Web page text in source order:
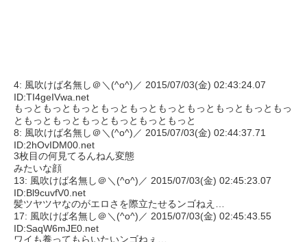
4: 風吹けば名無し＠＼(^o^)／ 2015/07/03(金) 02:43:24.07
ID:TI4geIVwa.net
もっともっともっともっともっともっともっともっともっともっ
ともっともっともっともっともっともっと
8: 風吹けば名無し＠＼(^o^)／ 2015/07/03(金) 02:44:37.71
ID:2hOvIDM00.net
3枚目の何見てるんねん変態
みたいな顔
13: 風吹けば名無し＠＼(^o^)／ 2015/07/03(金) 02:45:23.07
ID:Bl9cuvfV0.net
髪ツヤツヤなのがエロさを際立たせるンゴねえ…
17: 風吹けば名無し＠＼(^o^)／ 2015/07/03(金) 02:45:43.55
ID:SaqW6mJE0.net
ワイも養ってもらいたいンゴねぇ…